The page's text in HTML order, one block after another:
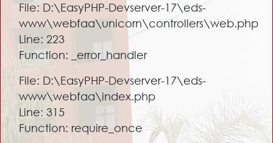
File: D:\EasyPHP-Devserver-17\eds-
www\webfaa\unicorn\controllers\web.php
Line: 223
Function: _error_handler
File: D:\EasyPHP-Devserver-17\eds-
www\webfaa\index.php
Line: 315
Function: require_once